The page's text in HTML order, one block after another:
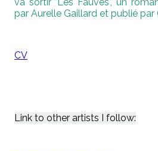
par Aurelle Gaillard et publié par
CV
Link to other artists I follow: